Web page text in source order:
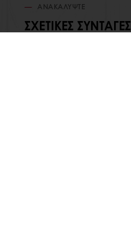
ΑΝΑΚΑΛΎΨΤΕ
ΣΧΕΤΙΚΈΣ ΣΥΝΤΑΓΈΣ